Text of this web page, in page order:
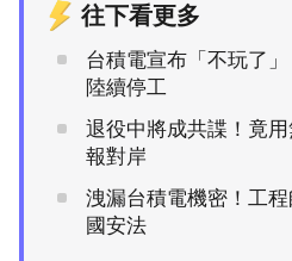
往下看更多
台積電宣布「不玩了
陸續停工
退役中將成共諜！竟
報對岸
洩漏台積電機密！工
國安法